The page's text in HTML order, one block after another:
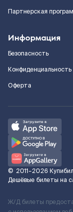
Партнерская
Информация
Безопасность
Конфиденциальность
Оферта
© 2011–2026
Дешёвые билеты на
Ж/Д билеты